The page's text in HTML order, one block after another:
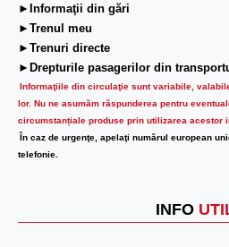
►Informaţii din gări
►Trenul meu
►Trenuri directe
►Drepturile pasagerilor din
Informaţiile din circulaţie sunt variabile,
lor. Nu ne asumăm răspunderea pentru
circumstanțiale produse prin utilizarea acestor
În caz de urgenţe, apelaţi numărul european
telefonie.
INFO